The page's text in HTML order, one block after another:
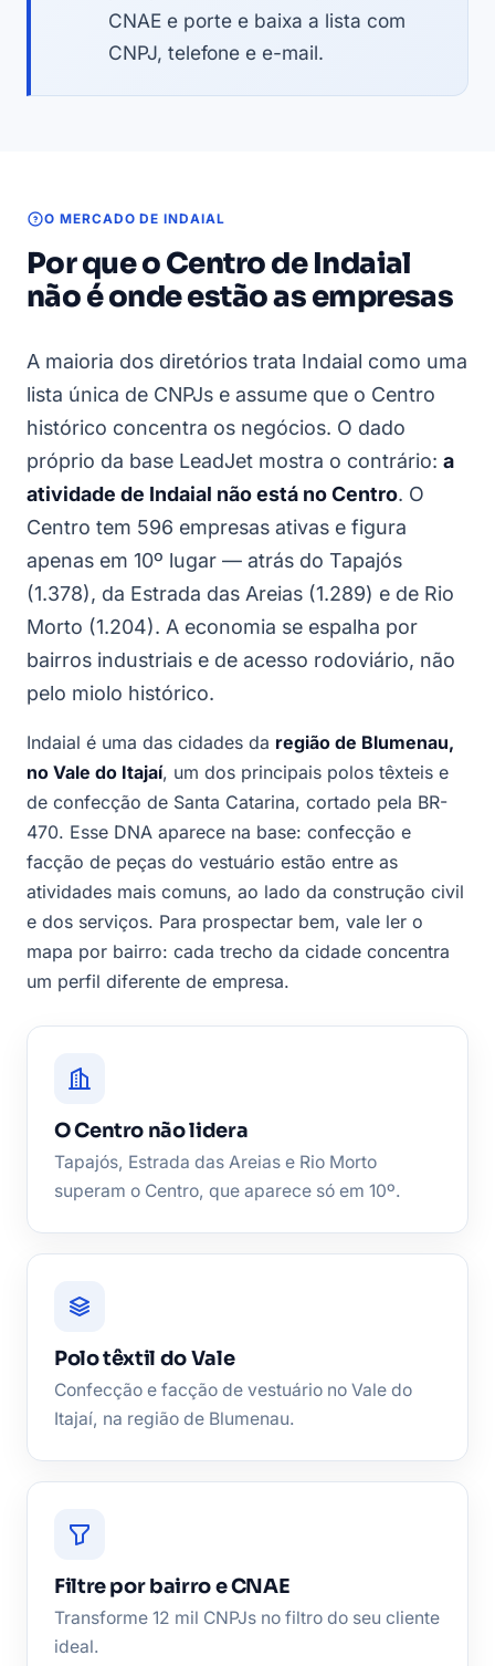
CNAE e porte e baixa a lista com
CNPJ, telefone e e-mail.
O MERCADO DE INDAIAL
Por que o Centro de Indaial
não é onde estão as empresas
A maioria dos diretórios trata Indaial como uma
lista única de CNPJs e assume que o Centro
histórico concentra os negócios. O dado
próprio da base LeadJet mostra o contrário: a
atividade de Indaial não está no Centro. O
Centro tem 596 empresas ativas e figura
apenas em 10º lugar — atrás do Tapajós
(1.378), da Estrada das Areias (1.289) e de Rio
Morto (1.204). A economia se espalha por
bairros industriais e de acesso rodoviário, não
pelo miolo histórico.
Indaial é uma das cidades da região de Blumenau,
no Vale do Itajaí, um dos principais polos têxteis e
de confecção de Santa Catarina, cortado pela BR-
470. Esse DNA aparece na base: confecção e
facção de peças do vestuário estão entre as
atividades mais comuns, ao lado da construção civil
e dos serviços. Para prospectar bem, vale ler o
mapa por bairro: cada trecho da cidade concentra
um perfil diferente de empresa.
O Centro não lidera
Tapajós, Estrada das Areias e Rio Morto
superam o Centro, que aparece só em 10º.
Polo têxtil do Vale
Confecção e facção de vestuário no Vale do
Itajaí, na região de Blumenau.
Filtre por bairro e CNAE
Transforme 12 mil CNPJs no filtro do seu cliente
ideal.